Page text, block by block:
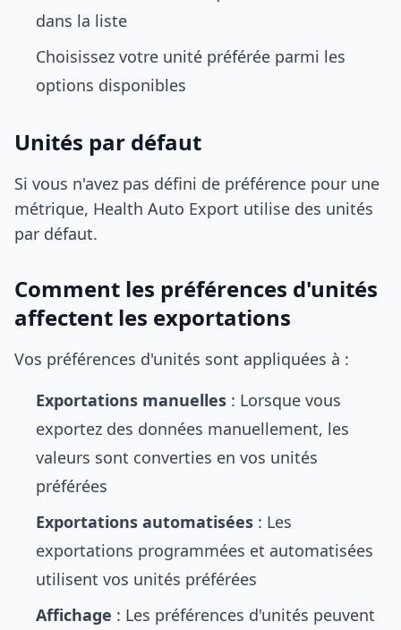
dans la liste
Choisissez votre unité préférée parmi les
options disponibles
Unités par défaut
Si vous n'avez pas défini de préférence pour une
métrique, Health Auto Export utilise des unités
par défaut.
Comment les préférences d'unités
affectent les exportations
Vos préférences d'unités sont appliquées à :
Exportations manuelles : Lorsque vous
exportez des données manuellement, les
valeurs sont converties en vos unités
préférées
Exportations automatisées : Les
exportations programmées et automatisées
utilisent vos unités préférées
Affichage : Les préférences d'unités peuvent